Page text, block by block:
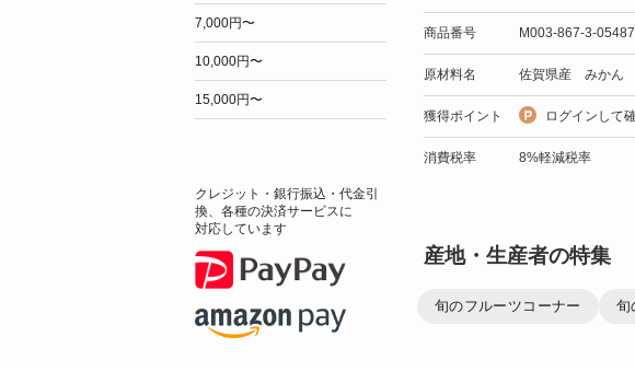
商品番号 M003-867-3-05487
原材料名 佐賀県産 みかん
獲得ポイント ログインして
消費税率 8%軽減税率
産地・生産者の特集
旬のフルーツコーナー 旬
7,000円〜
10,000円〜
15,000円〜
クレジット・銀行振込・代金引
換、各種の決済サービスに
対応しています